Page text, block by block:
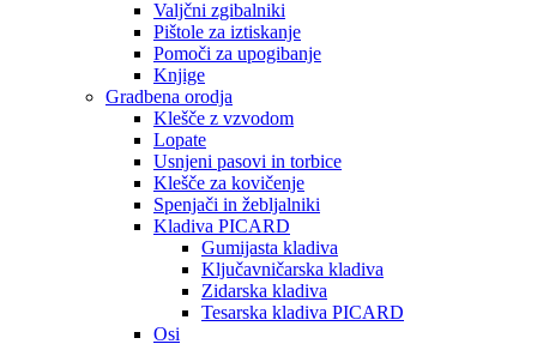
Valjčni zgibalniki
Pištole za iztiskanje
Pomoči za upogibanje
Knjige
Gradbena orodja
Klešče z vzvodom
Lopate
Usnjeni pasovi in torbice
Klešče za kovičenje
Spenjači in žebljalniki
Kladiva PICARD
Gumijasta kladiva
Ključavničarska kladiva
Zidarska kladiva
Tesarska kladiva PICARD
Osi